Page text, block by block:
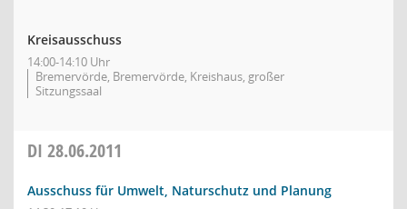
Kreisausschuss
14:00-14:10 Uhr
Bremervörde, Bremervörde, Kreishaus, großer
Sitzungssaal
DI 28.06.2011
Ausschuss für Umwelt, Naturschutz und Planung